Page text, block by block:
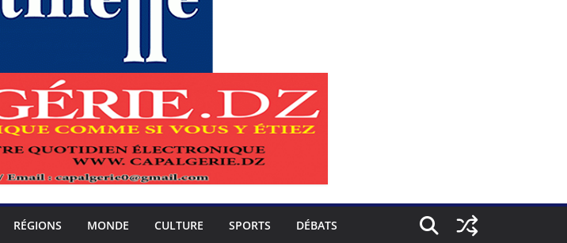
RÉGIONS MONDE CULTURE SPORTS DÉBATS